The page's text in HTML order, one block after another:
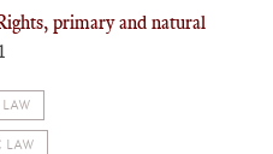
primary and natural
LAW